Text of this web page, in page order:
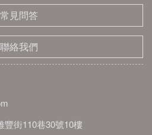
常見問答
聯絡我們
豐街110巷30號10樓